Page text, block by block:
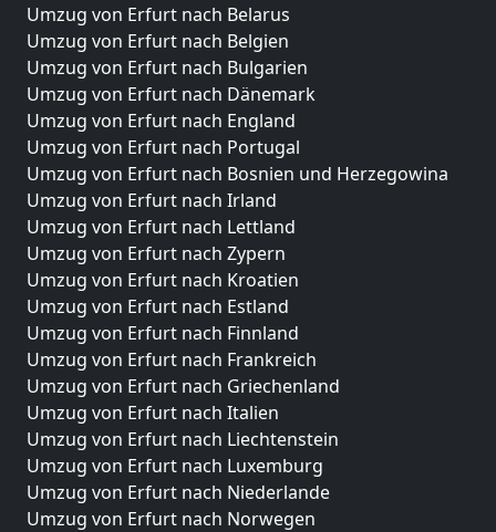
Umzug von Erfurt nach Belarus
Umzug von Erfurt nach Belgien
Umzug von Erfurt nach Bulgarien
Umzug von Erfurt nach Dänemark
Umzug von Erfurt nach England
Umzug von Erfurt nach Portugal
Umzug von Erfurt nach Bosnien und Herzegowina
Umzug von Erfurt nach Irland
Umzug von Erfurt nach Lettland
Umzug von Erfurt nach Zypern
Umzug von Erfurt nach Kroatien
Umzug von Erfurt nach Estland
Umzug von Erfurt nach Finnland
Umzug von Erfurt nach Frankreich
Umzug von Erfurt nach Griechenland
Umzug von Erfurt nach Italien
Umzug von Erfurt nach Liechtenstein
Umzug von Erfurt nach Luxemburg
Umzug von Erfurt nach Niederlande
Umzug von Erfurt nach Norwegen